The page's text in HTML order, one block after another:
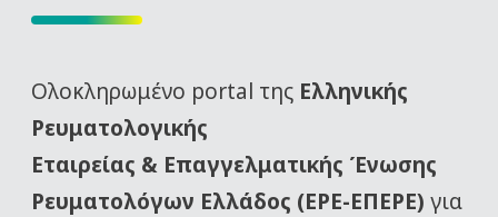
Oλοκληρωμένο portal της Ελληνικής
Ρευματολογικής
Εταιρείας & Επαγγελματικής Ένωσης
Ρευματολόγων Ελλάδος (ΕΡΕ-ΕΠΕΡΕ) για